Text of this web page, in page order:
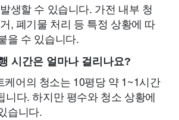
생할 수 있습니다. 가전 내부 청
, 폐기물 처리 등 특정 상황에 따
을 수 있습니다.
시간은 얼마나 걸리나요?
케어의 청소는 10평당 약 1~1시간
니다. 하지만 평수와 청소 상황에
습니다.